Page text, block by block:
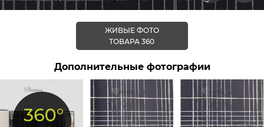
ЖИВЫЕ ФОТО
ТОВАРА 360
Дополнительные фотографии